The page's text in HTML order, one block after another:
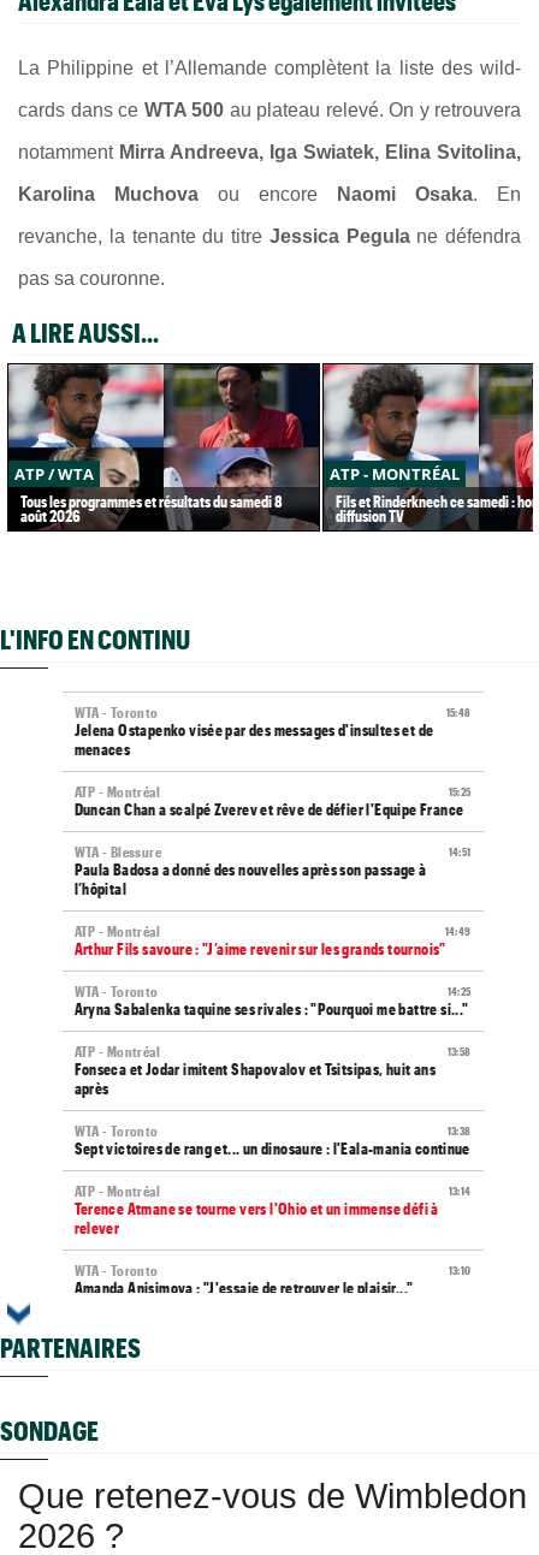
La Philippine et l’Allemande complètent la liste des wild-
cards dans ce WTA 500 au plateau relevé. On y retrouvera
notamment Mirra Andreeva, Iga Swiatek, Elina Svitolina,
Karolina Muchova ou encore Naomi Osaka. En
revanche, la tenante du titre Jessica Pegulane défendra
pas sa couronne.
A LIRE AUSSI...
ATP / WTA
Tous les programmes et résultats du samedi 8
août 2026
ATP - MONTRÉAL
Fils et Rinderknech ce samedi :
diffusion TV
L'INFO EN CONTINU
15:48
WTA - Toronto
Jelena Ostapenko visée par des messages d'insultes et de
menaces
15:25
ATP - Montréal
Duncan Chan a scalpé Zverev et rêve de défier l'Equipe France
14:51
WTA - Blessure
Paula Badosa a donné des nouvelles après son passage à
l’hôpital
14:49
ATP - Montréal
Arthur Fils savoure : "J’aime revenir sur les grands tournois"
14:25
WTA - Toronto
Aryna Sabalenka taquine ses rivales : "Pourquoi me battre si..."
13:58
ATP - Montréal
Fonseca et Jodar imitent Shapovalov et Tsitsipas, huit ans
après
13:38
WTA - Toronto
Sept victoires de rang et... un dinosaure : l'Eala-mania continue
13:14
ATP - Montréal
Terence Atmane se tourne vers l'Ohio et un immense défi à
relever
13:10
WTA - Toronto
Amanda Anisimova : "J'essaie de retrouver le plaisir..."
Ex numéro 1 junior, Korneeva renaît après quinze mois galères...
1000
Tous les programmes et résultats du samedi 8 août 2026
Istanbul (CH)
Deux Français peuvent se retrouver en finale en Turquie
PARTENAIRES
SONDAGE
Que retenez-vous de Wimbledon
2026 ?